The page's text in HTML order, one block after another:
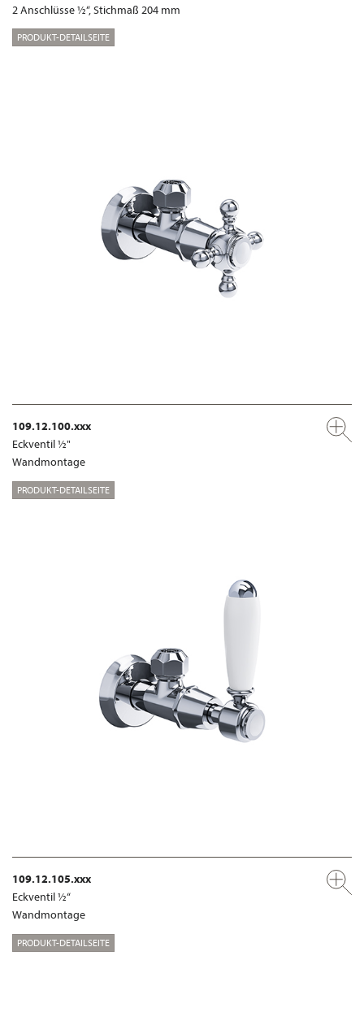
2 Anschlüsse ½“, Stichmaß 204 mm
PRODUKT-DETAILSEITE
109.12.100.xxx
Eckventil ½"
Wandmontage
PRODUKT-DETAILSEITE
109.12.105.xxx
Eckventil ½“
Wandmontage
PRODUKT-DETAILSEITE